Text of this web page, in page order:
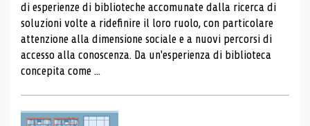
di esperienze di biblioteche accomunate dalla ricerca di
soluzioni volte a ridefinire il loro ruolo, con particolare
attenzione alla dimensione sociale e a nuovi percorsi di
accesso alla conoscenza. Da un'esperienza di biblioteca
concepita come ...